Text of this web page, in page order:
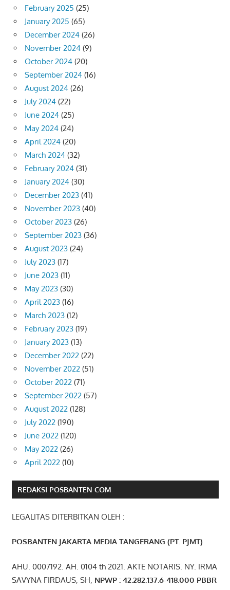
February 2025 (25)
January 2025 (65)
December 2024 (26)
November 2024 (9)
October 2024 (20)
September 2024 (16)
August 2024 (26)
July 2024 (22)
June 2024 (25)
May 2024 (24)
April 2024 (20)
March 2024 (32)
February 2024 (31)
January 2024 (30)
December 2023 (41)
November 2023 (40)
October 2023 (26)
September 2023 (36)
August 2023 (24)
July 2023 (17)
June 2023 (11)
May 2023 (30)
April 2023 (16)
March 2023 (12)
February 2023 (19)
January 2023 (13)
December 2022 (22)
November 2022 (51)
October 2022 (71)
September 2022 (57)
August 2022 (128)
July 2022 (190)
June 2022 (120)
May 2022 (26)
April 2022 (10)
REDAKSI POSBANTEN COM
LEGALITAS DITERBITKAN OLEH :
POSBANTEN JAKARTA MEDIA TANGERANG (PT. PJMT)
AHU. 0007192. AH. 0104 th 2021. AKTE NOTARIS. NY. IRMA
SAVYNA FIRDAUS, SH, NPWP : 42. 282 .137.6-418.000 PBBR